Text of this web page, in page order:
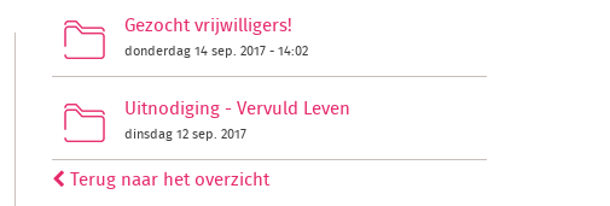
Gezocht vrijwilligers!
donderdag 14 sep. 2017 - 14:02
Uitnodiging - Vervuld Leven
dinsdag 12 sep. 2017
Terug naar het overzicht